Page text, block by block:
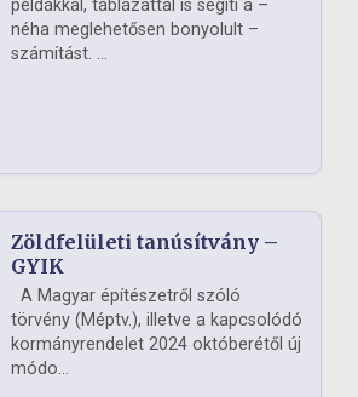
példákkal, táblázattal is segíti a –
néha meglehetősen bonyolult –
számítást. ...
Zöldfelületi tanúsítvány –
GYIK
A Magyar építészetről szóló
törvény (Méptv.), illetve a kapcsolódó
kormányrendelet 2024 októberétől új
módo...